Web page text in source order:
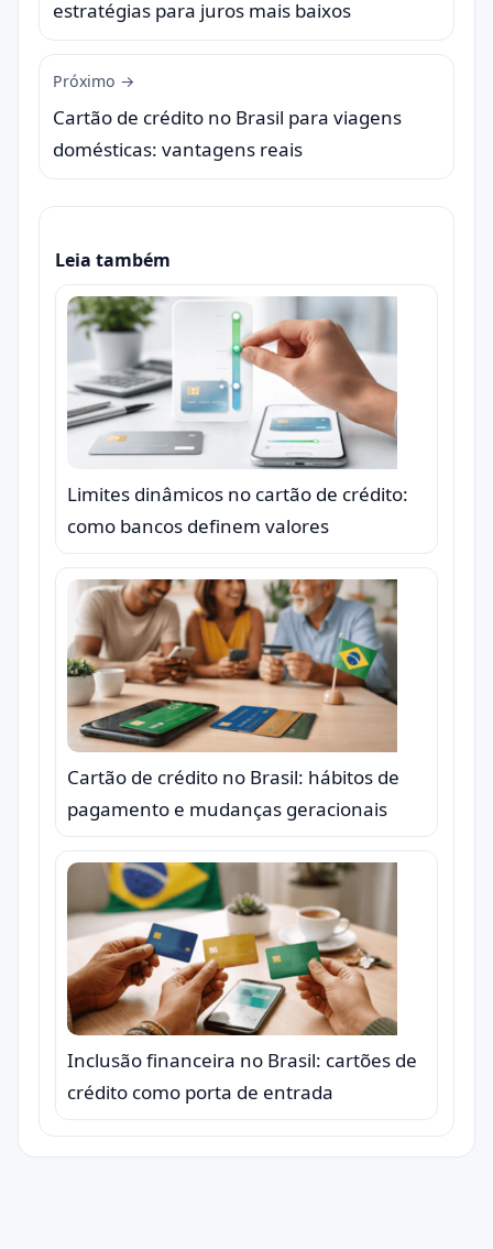
estratégias para juros mais baixos
Próximo →
Cartão de crédito no Brasil para viagens
domésticas: vantagens reais
Leia também
Limites dinâmicos no cartão de crédito:
como bancos definem valores
Cartão de crédito no Brasil: hábitos de
pagamento e mudanças geracionais
Inclusão financeira no Brasil: cartões de
crédito como porta de entrada